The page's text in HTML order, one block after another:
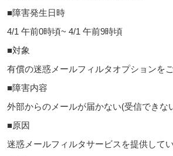
■障害発生日時
4/1 午前0時頃~ 4/1 午前9時頃
■対象
有償の迷惑メールフィルタオプションを
■障害内容
外部からのメールが届かない(受信できな
■原因
迷惑メールフィルタサービスを提供して